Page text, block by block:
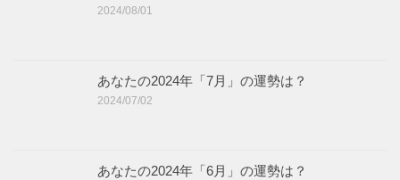
2024/08/01
あなたの2024年「7月」の運勢は？
2024/07/02
あなたの2024年「6月」の運勢は？